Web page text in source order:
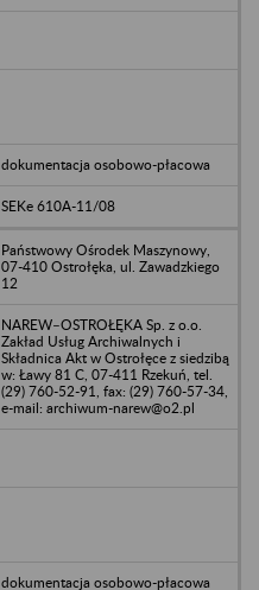
dokumentacja osobowo-płacowa
SEKe 610A-11/08
Państwowy Ośrodek Maszynowy,
07-410 Ostrołęka, ul. Zawadzkiego
12
NAREW–OSTROŁĘKA Sp. z o.o.
Zakład Usług Archiwalnych i
Składnica Akt w Ostrołęce z siedzibą
w: Ławy 81 C, 07-411 Rzekuń, tel.
(29) 760-52-91, fax: (29) 760-57-34,
e-mail: archiwum-narew@o2.pl
dokumentacja osobowo-płacowa